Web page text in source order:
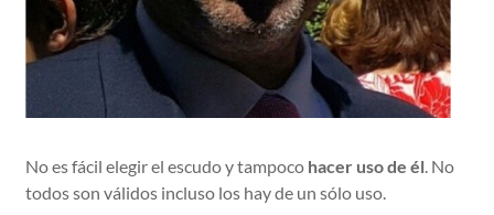
No es fácil elegir el escudo y tampoco hacer uso de él. No
todos son válidos incluso los hay de un sólo uso.